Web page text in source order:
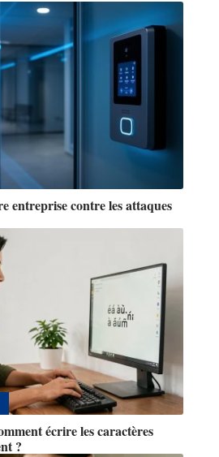
entreprise contre les attaques
écrire les caractères
?